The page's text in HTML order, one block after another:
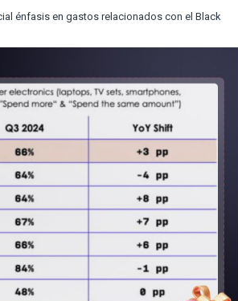
énfasis en gastos relacionados con el Black